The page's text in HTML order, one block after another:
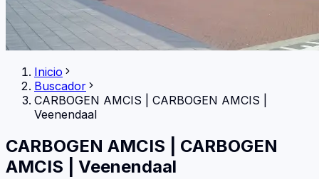
Inicio
Buscador
CARBOGEN AMCIS
CARBOGEN AMCIS |
Veenendaal
CARBOGEN AMCIS
CARBOGEN
AMCIS | Veenendaal